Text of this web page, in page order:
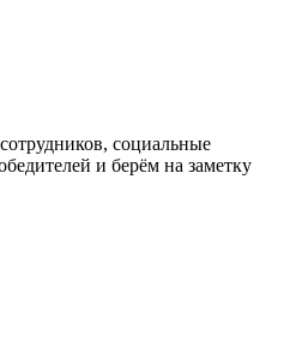
социальные
и берём на заметку